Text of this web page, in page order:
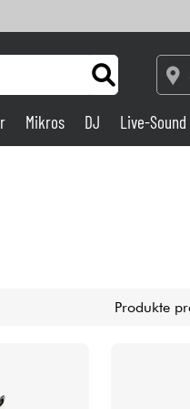
Mikros DJ Live-Sound
Produkte